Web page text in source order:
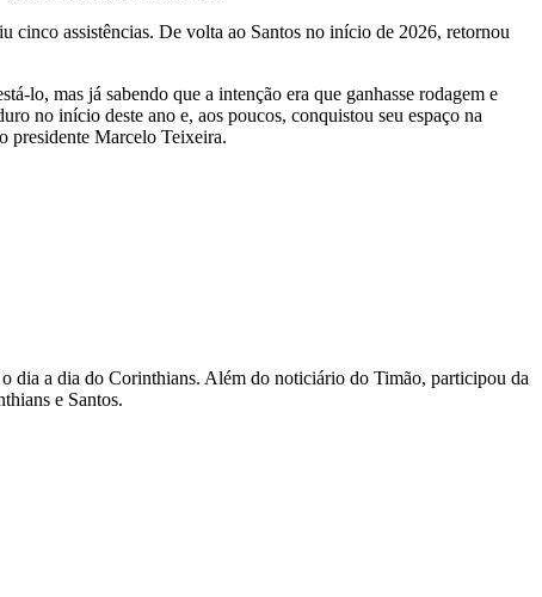
assistências. De volta ao Santos no início de 2026, retornou
lo, mas já sabendo que a intenção era que ganhasse rodagem e
no início deste ano e, aos poucos, conquistou seu espaço na
presidente Marcelo Teixeira.
dia a dia do Corinthians. Além do noticiário do Timão, participou da
e Santos.